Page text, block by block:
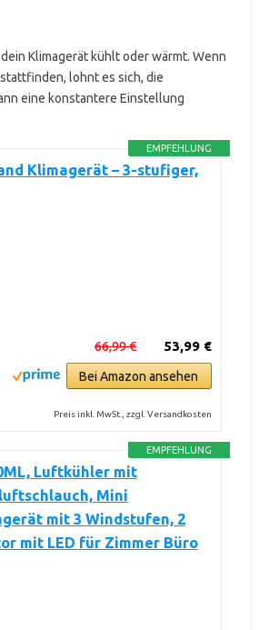
Klimagerät kühlt oder wärmt. Wenn
lohnt es sich, die
eine konstantere Einstellung
EMPFEHLUNG
Klimagerät – 3-stufiger,
53,99 €
66,99 €
Bei Amazon ansehen
Preis inkl. MwSt., zzgl. Versandkosten
EMPFEHLUNG
Luftkühler mit
Mini
mit 3 Windstufen, 2
mit LED für Zimmer Büro